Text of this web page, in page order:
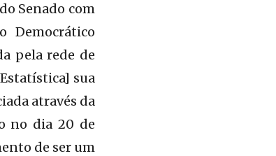
Senado com
Democrático
pela rede de
sua
através da
no dia 20 de
de ser um